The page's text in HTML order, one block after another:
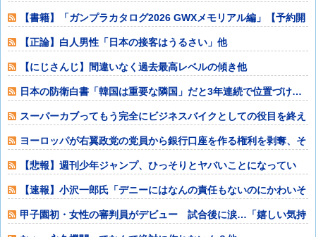
ｗ他
【書籍】「ガンプラカタログ2026 GWXメモリアル編」【予約開
始】他
【正論】白人男性「日本の接客はうるさい」他
【にじさんじ】間違いなく過去最高レベルの傾き他
日本の防衛白書「韓国は重要な隣国」だと3年連続で位置づけ…
韓国メディア！
スーパーカブってもう完全にビジネスバイクとしての役目を終え
てしまったよな
ヨーロッパが右翼政党の党員から銀行口座を作る権利を剥奪、そ
のせいで皮肉す
【悲報】週刊少年ジャンプ、ひっそりとヤバいことになってい
た・・・他
【速報】小沢一郎氏「デニーにはなんの責任もないのにかわいそ
う、不幸なこと
甲子園初・女性の審判員がデビュー 試合後に涙…「嬉しい気持
ちと絶対失敗し